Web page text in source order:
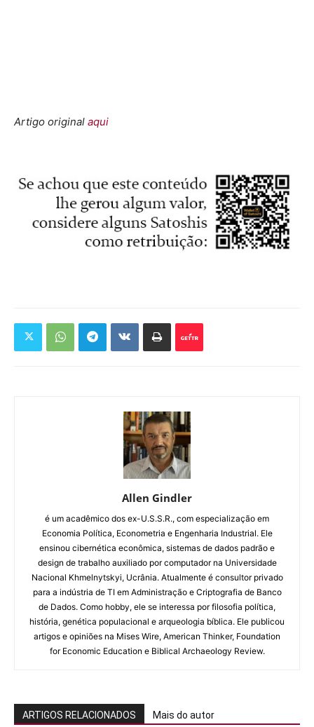
Artigo original aqui
Allen Gindler
é um acadêmico dos ex-U.S.S.R., com especialização em
Economia Política, Econometria e Engenharia Industrial. Ele
ensinou cibernética econômica, sistemas de dados padrão e
design de trabalho auxiliado por computador na Universidade
Nacional Khmelnytskyi, Ucrânia. Atualmente é consultor privado
para a indústria de TI em Administração e Criptografia de Banco
de Dados. Como hobby, ele se interessa por filosofia política,
história, genética populacional e arqueologia bíblica. Ele publicou
artigos e opiniões na Mises Wire, American Thinker, Foundation
for Economic Education e Biblical Archaeology Review.
ARTIGOS RELACIONADOS Mais do autor